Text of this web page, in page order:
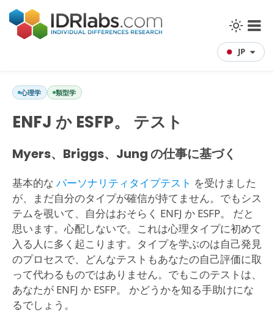
JP
心理学 類型学
ENFJ か ESFP。 テスト
Myers、Briggs、Jung の仕事に基づく
基本的な パーソナリティタイプテスト を受けました
が、まだ自分のタイプが確信が持てません。でもシス
テムを覗いて、自分はおそらく ENFJ か ESFP。 だと
思います。心配しないで。これは心理タイプに初めて
入る人に多く起こります。タイプを学ぶのは自己発見
のプロセスで、どんなテストもあなたの自己評価に取
って代わるものではありません。でもこのテストは、
あなたが ENFJ か ESFP。 かどうかを知る手助けにな
るでしょう。